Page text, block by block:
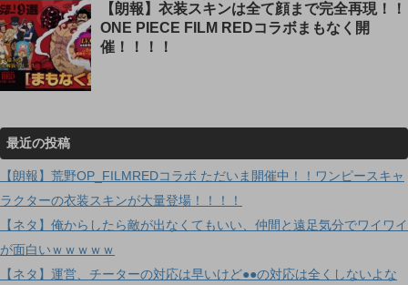
【朗報】衣装スキンは全て顔まで完全再現！！
ONE PIECE FILM REDコラボまもなく開
催！！！！
最近の投稿
【朗報】荒野OP_FILMREDコラボ ただいま開催中！！ワンピースキャ
ラクターの衣装スキンが大量登場！！！！
【ネタ】俺からしたら敵が出なくてもいい、仲間と遠足気分でワイワイ
が面白いｗｗｗｗｗ
【ネタ】運営、チーターの対応は早いけど●●の対応は全くしないよな